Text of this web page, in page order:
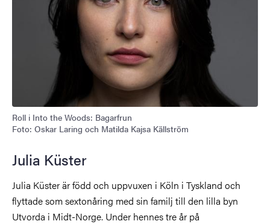
Roll i Into the Woods: Bagarfrun
Foto: Oskar Laring och Matilda Kajsa Källström
Julia Küster
Julia Küster är född och uppvuxen i Köln i Tyskland och
flyttade som sextonåring med sin familj till den lilla byn
Utvorda i Midt-Norge. Under hennes tre år på